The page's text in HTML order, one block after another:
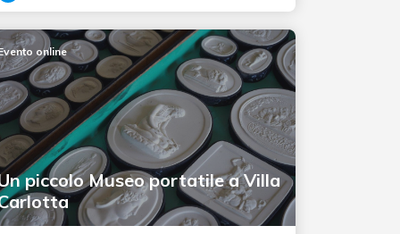
piccolo Museo portatile a Villa
online